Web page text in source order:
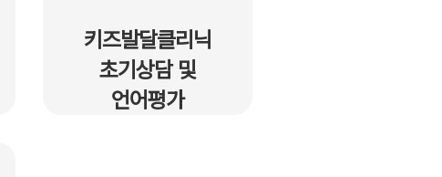
키즈발달클리닉
초기상담 및
언어평가